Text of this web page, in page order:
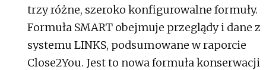
trzy różne, szeroko konfigurowalne formuły.
Formuła SMART obejmuje przeglądy i dane z
systemu LINKS, podsumowane w raporcie
Close2You. Jest to nowa formuła konserwacji